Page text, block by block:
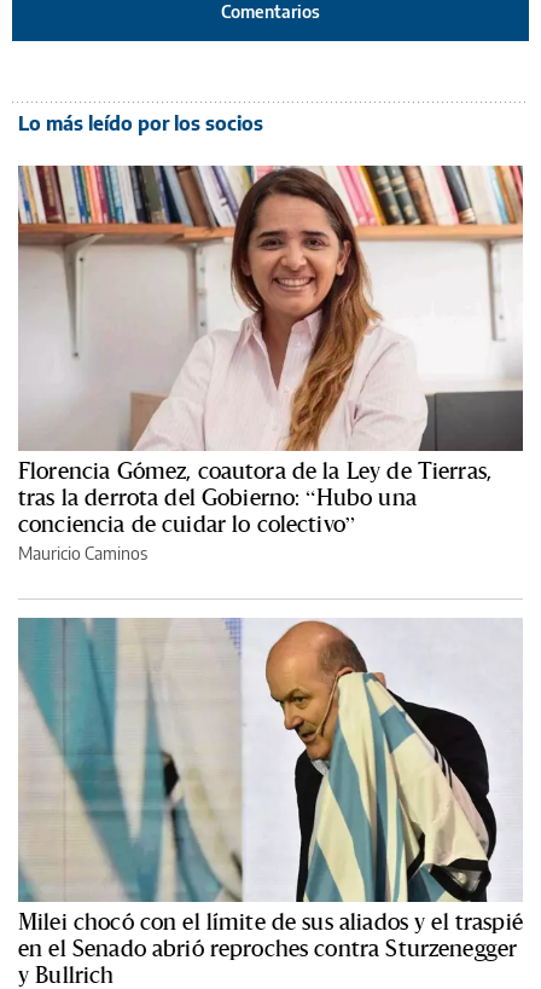
Comentarios
Lo más leído por los socios
Florencia Gómez, coautora de la Ley de Tierras,
tras la derrota del Gobierno: “Hubo una
conciencia de cuidar lo colectivo”
Mauricio Caminos
Milei chocó con el límite de sus aliados y el traspié
en el Senado abrió reproches contra Sturzenegger
y Bullrich